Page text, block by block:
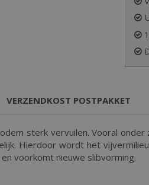
VERZENDKOST POSTPAKKET
sterk vervuilen. Vooral
Hierdoor wordt het
voorkomt nieuwe slibvorming.